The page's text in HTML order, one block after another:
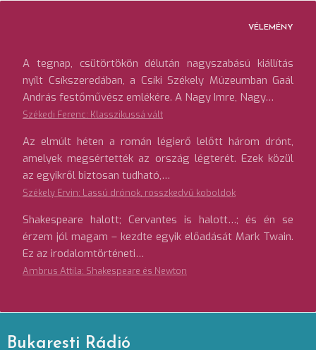
VÉLEMÉNY
A tegnap, csütörtökön délután nagyszabású kiállítás
nyílt Csíkszeredában, a Csíki Székely Múzeumban Gaál
András festőművész emlékére. A Nagy Imre, Nagy…
Székedi Ferenc: Klasszikussá vált
Az elmúlt héten a román légierő lelőtt három drónt,
amelyek megsértették az ország légterét. Ezek közül
az egyikről biztosan tudható,…
Székely Ervin: Lassú drónok, rosszkedvű koboldok
Shakespeare halott; Cervantes is halott…; és én se
érzem jól magam – kezdte egyik előadását Mark Twain.
Ez az irodalomtörténeti…
Ambrus Attila: Shakespeare és Newton
Bukaresti Rádió